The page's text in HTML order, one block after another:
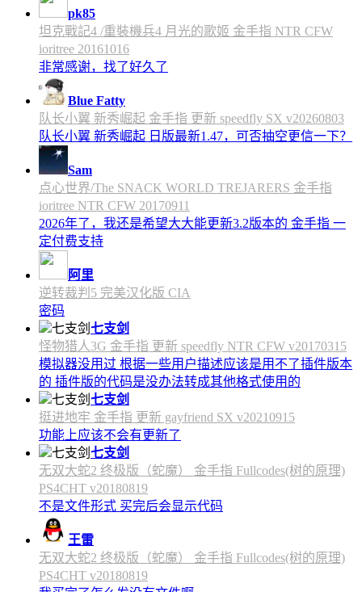
pk85
坦克戰記4 /重裝機兵4 月光的歌姬 金手指 NTR CFW
ioritree 20161016
非常感谢，找了好久了
Blue Fatty
队长小翼 新秀崛起 金手指 更新 speedfly SX v20260803
队长小翼 新秀崛起 日版最新1.47，可否抽空更信一下？
Sam
点心世界/The SNACK WORLD TREJARERS 金手指
ioritree NTR CFW 20170911
2026年了，我还是希望大大能更新3.2版本的 金手指 一
定付费支持
阿里
逆转裁判5 完美汉化版 CIA
密码
七支剑
怪物猎人3G 金手指 更新 speedfly NTR CFW v20170315
模拟器没用过 根据一些用户描述应该是用不了插件版本
的 插件版的代码是没办法转成其他格式使用的
七支剑
挺进地牢 金手指 更新 gayfriend SX v20210915
功能上应该不会有更新了
七支剑
无双大蛇2 终极版（蛇魔） 金手指 Fullcodes(树的原理)
PS4CHT v20180819
不是文件形式 买完后会显示代码
王雷
无双大蛇2 终极版（蛇魔） 金手指 Fullcodes(树的原理)
PS4CHT v20180819